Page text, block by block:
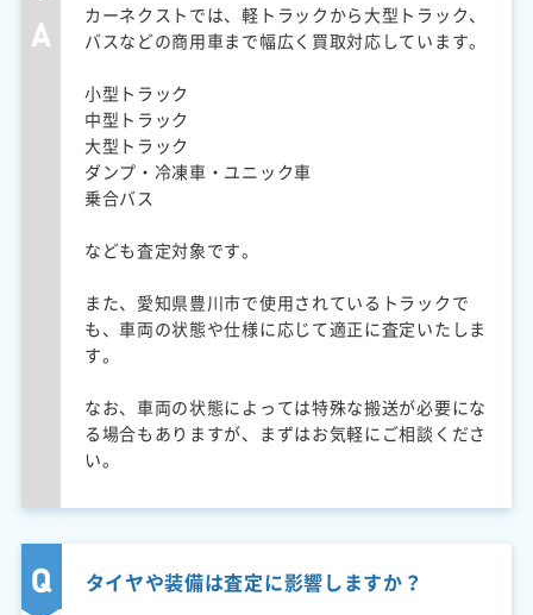
カーネクストでは、軽トラックから大型トラック、
バスなどの商用車まで幅広く買取対応しています。
小型トラック
中型トラック
大型トラック
ダンプ・冷凍車・ユニック車
乗合バス
なども査定対象です。
また、愛知県豊川市で使用されているトラックで
も、車両の状態や仕様に応じて適正に査定いたしま
す。
なお、車両の状態によっては特殊な搬送が必要にな
る場合もありますが、まずはお気軽にご相談くださ
い。
タイヤや装備は査定に影響しますか？